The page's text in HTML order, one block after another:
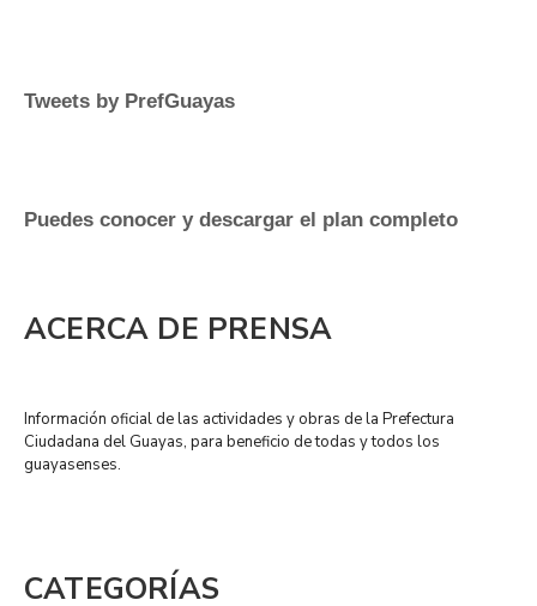
Tweets by PrefGuayas
Puedes conocer y descargar el plan completo
ACERCA DE PRENSA
Información oficial de las actividades y obras de la Prefectura
Ciudadana del Guayas, para beneficio de todas y todos los
guayasenses.
CATEGORÍAS